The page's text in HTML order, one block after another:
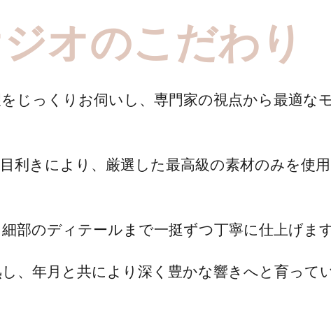
オのこだわり
じっくりお伺いし、専門家の視点から最適な
利きにより、厳選した最高級の素材のみを使
部のディテールまで一挺ずつ丁寧に仕上げます
、年月と共により深く豊かな響きへと育って